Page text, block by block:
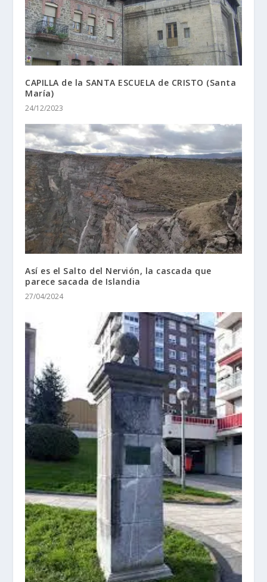
CAPILLA de la SANTA ESCUELA de CRISTO (Santa
Marí­a)
24/12/2023
Así es el Salto del Nervión, la cascada que
parece sacada de Islandia
27/04/2024